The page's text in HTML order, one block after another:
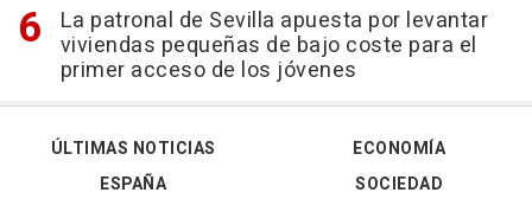
La patronal de Sevilla apuesta por levantar
viviendas pequeñas de bajo coste para el
primer acceso de los jóvenes
ÚLTIMAS NOTICIAS
ESPAÑA
ECONOMÍA
SOCIEDAD